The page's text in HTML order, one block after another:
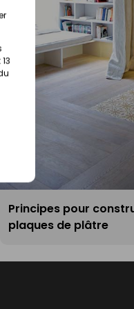
Principes pour
plaques de plâtre